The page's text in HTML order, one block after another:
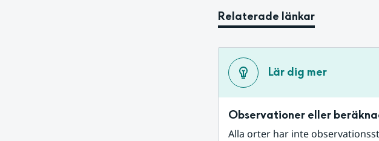
Relaterade länkar
Lär dig mer
Observationer eller
Alla orter har inte